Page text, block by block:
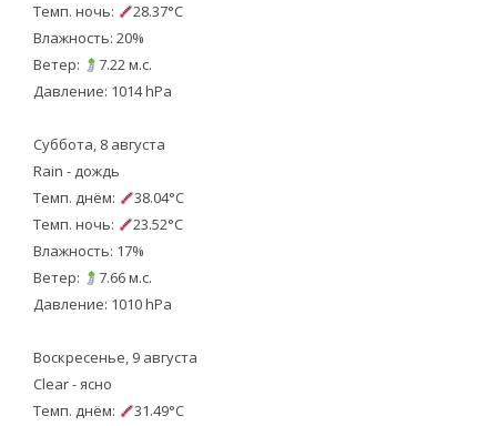
Темп. ночь:
28.37°C
Влажность: 20%
Ветер:
7.22 м.с.
Давление: 1014 hPa
Суббота, 8 августа
Rain - дождь
Темп. днём:
38.04°C
Темп. ночь:
23.52°C
Влажность: 17%
Ветер:
7.66 м.с.
Давление: 1010 hPa
Воскресенье, 9 августа
Clear - ясно
Темп. днём:
31.49°C